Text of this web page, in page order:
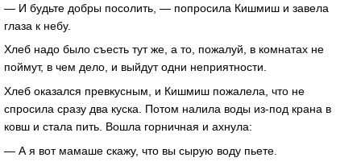
— И будьте добры посолить, — попросила Кишмиш и завела
глаза к небу.
Хлеб надо было съесть тут же, а то, пожалуй, в комнатах не
поймут, в чем дело, и выйдут одни неприятности.
Хлеб оказался превкусным, и Кишмиш пожалела, что не
спросила сразу два куска. Потом налила воды из-под крана в
ковш и стала пить. Вошла горничная и ахнула:
— А я вот мамаше скажу, что вы сырую воду пьете.